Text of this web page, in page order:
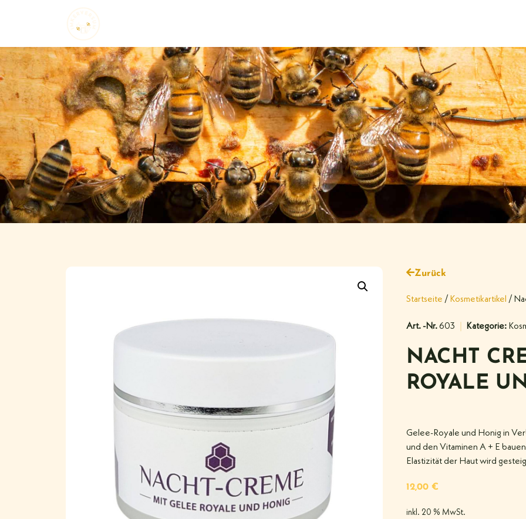
Zurück
Startseite / Kosmetikartikel /
Art. -Nr.603 Kategorie:
NACHT
ROYALE
Gelee-Royale und Honig in
und den Vitaminen A + E
Elastizität der Haut wird
12,00 €
inkl. 20 % MwSt.